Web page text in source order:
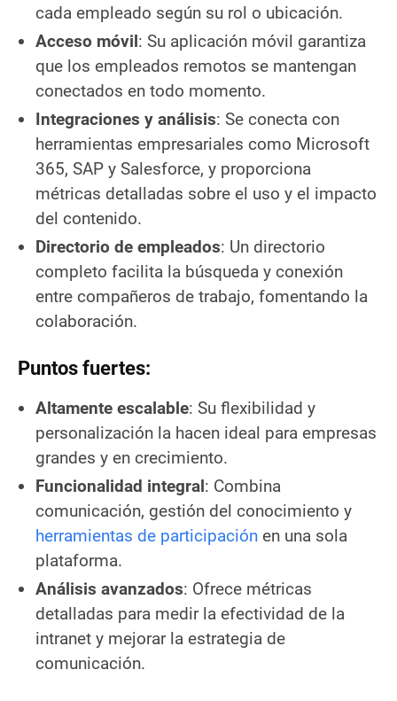
cada empleado según su rol o ubicación.
Acceso móvil: Su aplicación móvil garantiza
que los empleados remotos se mantengan
conectados en todo momento.
Integraciones y análisis: Se conecta con
herramientas empresariales como Microsoft
365, SAP y Salesforce, y proporciona
métricas detalladas sobre el uso y el impacto
del contenido.
Directorio de empleados: Un directorio
completo facilita la búsqueda y conexión
entre compañeros de trabajo, fomentando la
colaboración.
Puntos fuertes:
Altamente escalable: Su flexibilidad y
personalización la hacen ideal para empresas
grandes y en crecimiento.
Funcionalidad integral: Combina
comunicación, gestión del conocimiento y
herramientas de participación en una sola
plataforma.
Análisis avanzados: Ofrece métricas
detalladas para medir la efectividad de la
intranet y mejorar la estrategia de
comunicación.